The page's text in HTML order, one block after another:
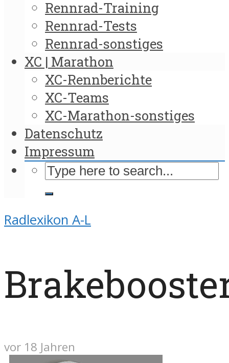
Rennrad-Training
Rennrad-Tests
Rennrad-sonstiges
XC | Marathon
XC-Rennberichte
XC-Teams
XC-Marathon-sonstiges
Datenschutz
Impressum
Radlexikon A-L
vor 18 Jahren